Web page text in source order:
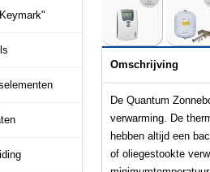
Omschrijving
De Quantum
verwarming. De
hebben altijd een
of oliegestookte